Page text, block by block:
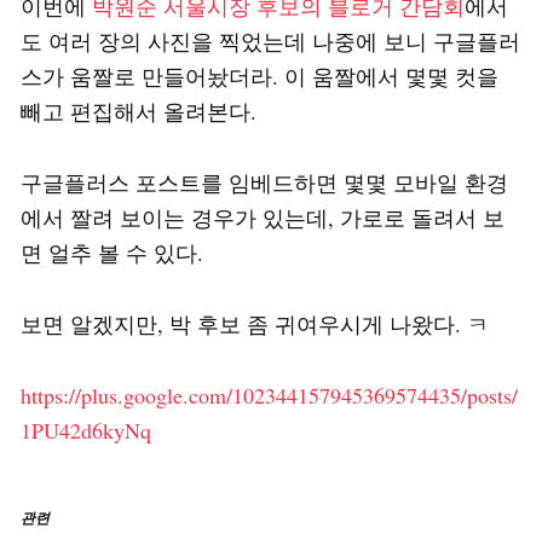
이번에 박원순 서울시장 후보의 블로거 간담회에서
도 여러 장의 사진을 찍었는데 나중에 보니 구글플러
스가 움짤로 만들어놨더라. 이 움짤에서 몇몇 컷을
빼고 편집해서 올려본다.
구글플러스 포스트를 임베드하면 몇몇 모바일 환경
에서 짤려 보이는 경우가 있는데, 가로로 돌려서 보
면 얼추 볼 수 있다.
보면 알겠지만, 박 후보 좀 귀여우시게 나왔다. ㅋ
https://plus.google.com/102344157945369574435/posts/
1PU42d6kyNq
관련